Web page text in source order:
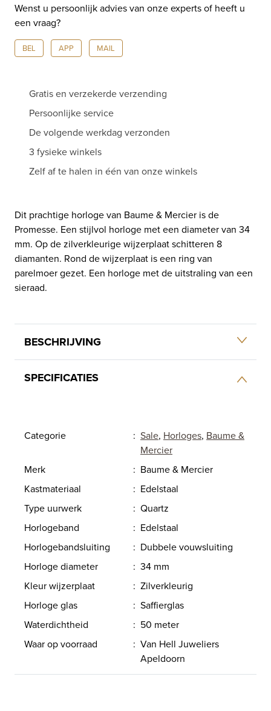
Wenst u persoonlijk advies van onze experts of heeft u
een vraag?
BEL APP MAIL
Gratis en verzekerde verzending
Persoonlijke service
De volgende werkdag verzonden
3 fysieke winkels
Zelf af te halen in één van onze winkels
Dit prachtige horloge van Baume & Mercier is de
Promesse. Een stijlvol horloge met een diameter van 34
mm. Op de zilverkleurige wijzerplaat schitteren 8
diamanten. Rond de wijzerplaat is een ring van
parelmoer gezet. Een horloge met de uitstraling van een
sieraad.
BESCHRIJVING
SPECIFICATIES
Categorie : Sale, Horloges, Baume &
Mercier
Merk
: Baume & Mercier
Kastmateriaal
: Edelstaal
Type uurwerk
: Quartz
Horlogeband
: Edelstaal
Horlogebandsluiting
: Dubbele vouwsluiting
Horloge diameter
: 34 mm
Kleur wijzerplaat
: Zilverkleurig
Horloge glas
: Saffierglas
Waterdichtheid
: 50 meter
Waar op voorraad
: Van Hell Juweliers
Apeldoorn